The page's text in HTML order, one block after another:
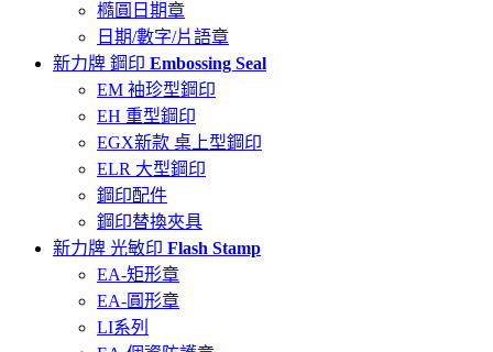
橢圓日期章
日期/數字/片語章
新力牌 鋼印 Embossing Seal
EM 袖珍型鋼印
EH 重型鋼印
EGX新款 桌上型鋼印
ELR 大型鋼印
鋼印配件
鋼印替換夾具
新力牌 光敏印 Flash Stamp
EA-矩形章
EA-圓形章
LI系列